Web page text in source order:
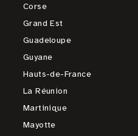
Corse
Grand Est
Guadeloupe
Guyane
Hauts-de-France
La Réunion
Martinique
Mayotte